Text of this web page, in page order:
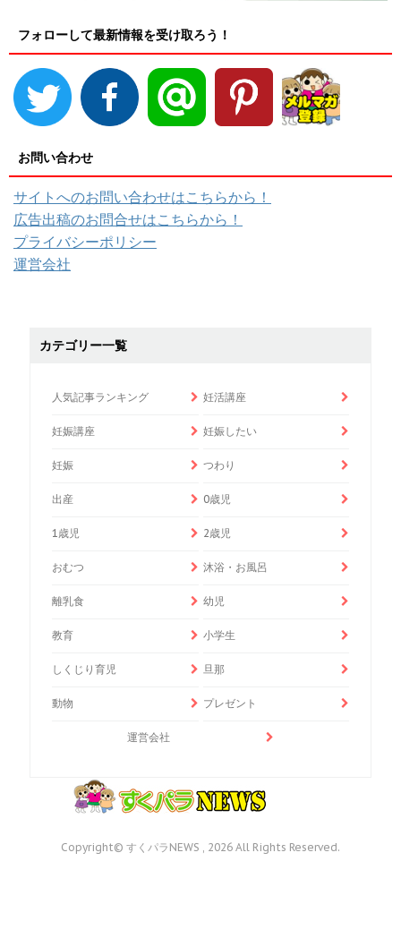
フォローして最新情報を受け取ろう！
お問い合わせ
サイトへのお問い合わせはこちらから！
広告出稿のお問合せはこちらから！
プライバシーポリシー
運営会社
カテゴリー一覧
人気記事ランキング 妊活講座
妊娠講座 妊娠したい
妊娠 つわり
出産 0歳児
1歳児 2歳児
おむつ 沐浴・お風呂
離乳食 幼児
教育 小学生
しくじり育児 旦那
動物 プレゼント
運営会社
Copyright© すくパラNEWS , 2026 All Rights Reserved.